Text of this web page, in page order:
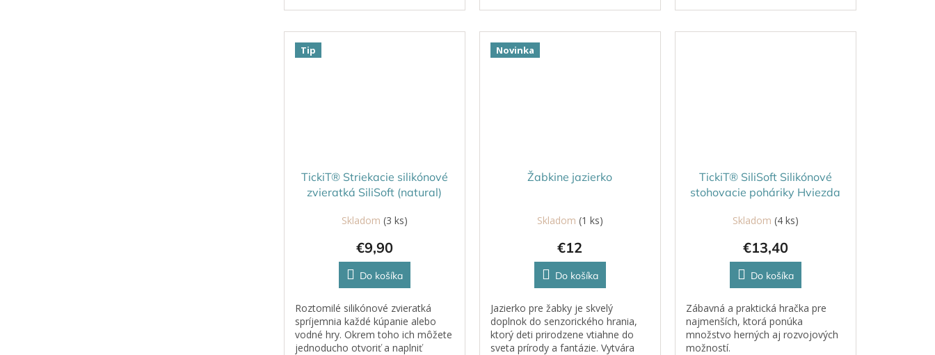
vlastnosťami...
miesta...
senzorické...
Tip
TickiT® Striekacie silikónové
zvieratká SiliSoft (natural)
Skladom (3 ks)
€9,90
Do košíka
Roztomilé silikónové zvieratká
spríjemnia každé kúpanie alebo
vodné hry. Okrem toho ich môžete
jednoducho otvoriť a naplniť
Novinka
Žabkine jazierko
Skladom (1 ks)
€12
Do košíka
Jazierko pre žabky je skvelý
doplnok do senzorického hrania,
ktorý deti prirodzene vtiahne do
sveta prírody a fantázie. Vytvára
TickiT® SiliSoft Silikónové
stohovacie poháriky Hviezda
Skladom (4 ks)
€13,40
Do košíka
Zábavná a praktická hračka pre
najmenších, ktorá ponúka
množstvo herných aj rozvojových
možností.